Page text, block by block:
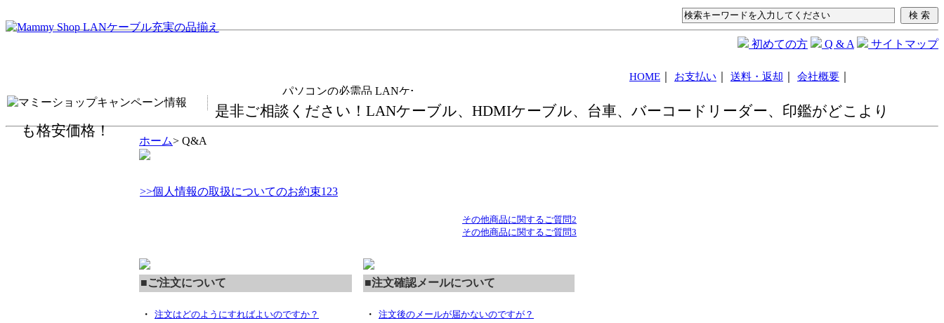
初めての方 Q & A サイトマップ
HOME お支払い 送料・返却 会社概要
パソコンの必需品 LANケーブル・HDMIケーブルを各種取扱い！ストレート、フラットケーブルを0.5ｍから50ｍサイズ豊富にご用意し
是非ご相談ください！LANケーブル、HDMIケーブル、台車、バーコードリーダー、印鑑がどこより
も格安価格！
ホーム> Q&A
>>個人情報の取扱についてのお約束123
その他商品に関するご質問2
その他商品に関するご質問3
■ご注文について
・ 注文はどのようにすればよいのですか？
■注文確認メールについて
・ 注文後のメールが届かないのですが？